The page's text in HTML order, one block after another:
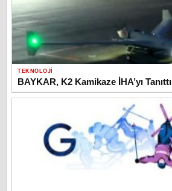
TEKNOLOJI
BAYKAR, K2 Kamikaze İHA’yı Tanıttı